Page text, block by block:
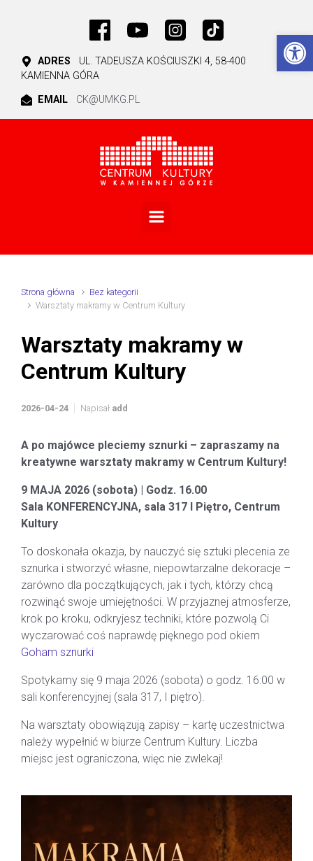
ADRES
UL. TADEUSZA KOŚCIUSZKI 4, 58-400
KAMIENNA GÓRA
EMAIL
CK@UMKG.PL
Strona główna
Bez kategorii
Warsztaty makramy w Centrum Kultury
Warsztaty makramy w
Centrum Kultury
2026-04-24 Napisał add
A po majówce pleciemy sznurki – zapraszamy na
kreatywne warsztaty makramy w Centrum Kultury!
9 MAJA 2026 (sobota) | Godz. 16.00
Sala KONFERENCYJNA, sala 317 I Piętro, Centrum
Kultury
To doskonała okazja, by nauczyć się sztuki plecenia ze
sznurka i stworzyć własne, niepowtarzalne dekoracje –
zarówno dla początkujących, jak i tych, którzy chcą
rozwinąć swoje umiejętności. W przyjaznej atmosferze,
krok po kroku, odkryjesz techniki, które pozwolą Ci
wyczarować coś naprawdę pięknego pod okiem
Goham sznurki
Spotykamy się 9 maja 2026 (sobota) o godz. 16:00 w
sali konferencyjnej (sala 317, I piętro).
Na warsztaty obowiązują zapisy – kartę uczestnictwa
należy wypełnić w biurze Centrum Kultury. Liczba
miejsc jest ograniczona, więc nie zwlekaj!